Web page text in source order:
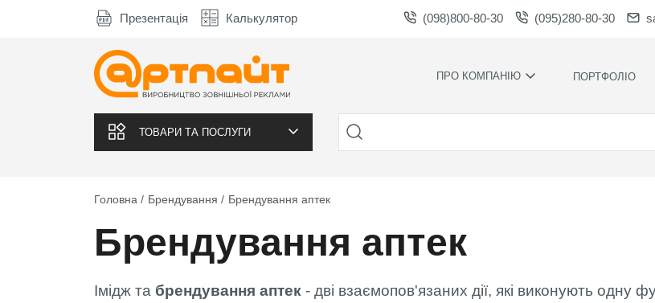
Презентація Калькулятор (098)800-80-30 (095)280-80-30
ПРО КОМПАНІЮ
ЗАВАНТАЖЕННЯ
ПОРТФОЛІО
ТОВАРИ ТА ПОСЛУГИ
Головна Брендування Брендування аптек
Брендування аптек
Імідж та брендування аптек - дві взаємопов'язаних дії, які виконують одну